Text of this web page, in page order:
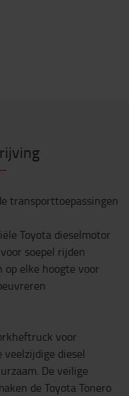
transporttoepassingen
Toyota dieselmotor
soepel rijden
elke hoogte voor
voor
diesel
De veilige
de Toyota Tonero